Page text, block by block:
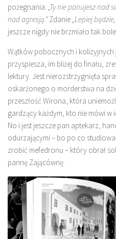
pożegnania: „Ty nie panujesz nad
nad agresją.”Zdanie„Lepiej
jeszcze nigdy nie brzmiało tak
Wątków pobocznych i kolizyjnych
przyspiesza, im bliżej do finału,
lektury. Jest nierozstrzygnięta
oskarżonego o morderstwa na
przeszłość Wirona, która
gardzący każdym, kto nie mówi w
No i jest jeszcze pan aptekarz,
odurzającymi – bo po co
zrobić mefedronu – który obrał
pannę Zającównę.